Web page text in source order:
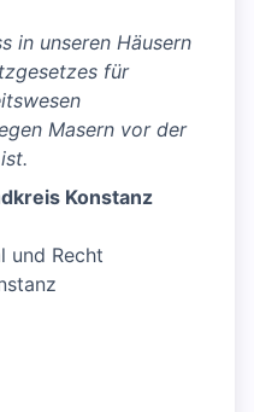
in unseren Häusern
für
Masern vor der
Konstanz
und Recht